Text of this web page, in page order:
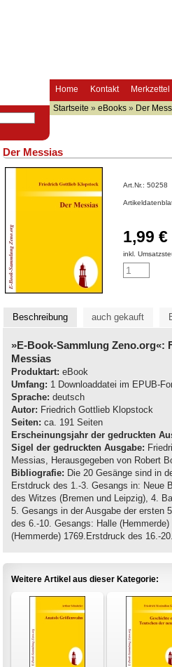
Home Kontakt Merkzettel
Startseite » eBooks » Der
Der Messias
Art.Nr.: 50258
1,99 €
inkl.
Beschreibung auch gekauft
»E-Book-Sammlung
Messias
Produktart: eBook
Umfang: 1 Downloaddatei im EPUB-
Sprache: deutsch
Autor: Friedrich Gottlieb Klopstock
Seiten: ca. 191 Seiten
Erscheinungsjahr der gedruckten
Sigel der gedruckten Ausgabe:
Messias, Herausgegeben von Robert
Bibliografie: Die 20 Gesänge sind in
Erstdruck des 1.-3. Gesangs in: Neue
des Witzes (Bremen und Leipzig), 4.
5. Gesangs in der Ausgabe der ersten
des 6.-10. Gesangs: Halle
(Hemmerde) 1769.Erstdruck des 16.-
Weitere Artikel aus dieser Kategorie: